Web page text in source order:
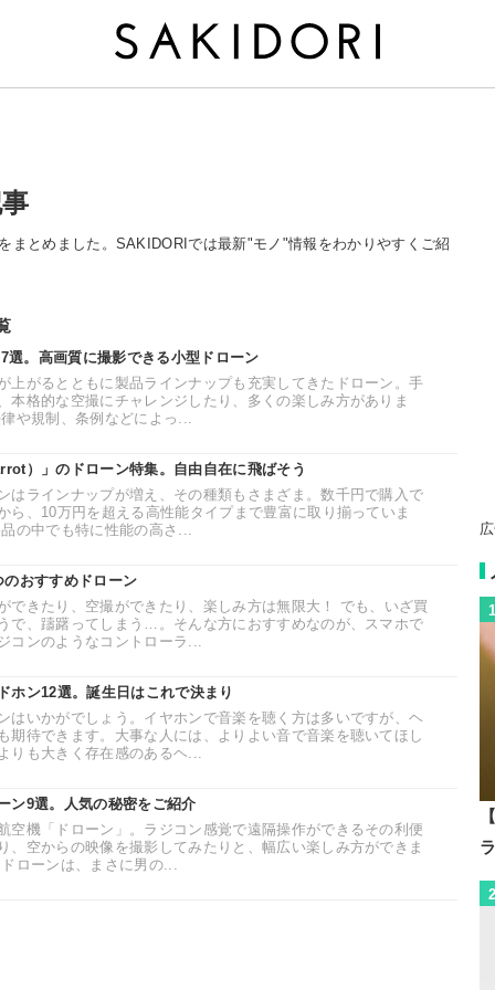
まとめました。SAKIDORIでは最新"モノ"情報をわかりやすくご紹
選。高画質に撮影できる小型ドローン
上がるとともに製品ラインナップも充実してきたドローン。手
本格的な空撮にチャレンジしたり、多くの楽しみ方がありま
や規制、条例などによっ...
）」のドローン特集。自由自在に飛ばそう
はラインナップが増え、その種類もさまざま。数千円で購入で
ら、10万円を超える高性能タイプまで豊富に取り揃っていま
の中でも特に性能の高さ...
おすすめドローン
できたり、空撮ができたり、楽しみ方は無限大！ でも、いざ買
で、躊躇ってしまう…。そんな方におすすめなのが、スマホで
コンのようなコントローラ...
ホン12選。誕生日はこれで決まり
はいかがでしょう。イヤホンで音楽を聴く方は多いですが、ヘ
期待できます。大事な人には、よりよい音で音楽を聴いてほし
りも大きく存在感のあるヘ...
ン9選。人気の秘密をご紹介
空機「ドローン」。ラジコン感覚で遠隔操作ができるその利便
、空からの映像を撮影してみたりと、幅広い楽しみ方ができま
ローンは、まさに男の...